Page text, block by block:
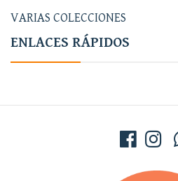
VARIAS COLECCIONES
ENLACES RÁPIDOS